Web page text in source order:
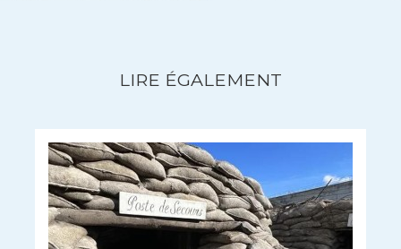
LIRE ÉGALEMENT